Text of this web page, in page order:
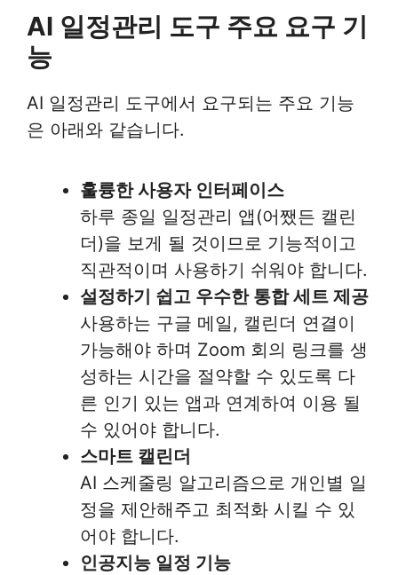
AI 일정관리 도구 주요 요구 기
능
AI 일정관리 도구에서 요구되는 주요 기능
은 아래와 같습니다.
훌륭한 사용자 인터페이스
하루 종일 일정관리 앱(어쨌든 캘린
더)을 보게 될 것이므로 기능적이고
직관적이며 사용하기 쉬워야 합니다.
설정하기 쉽고 우수한 통합 세트 제공
사용하는 구글 메일, 캘린더 연결이
가능해야 하며 Zoom 회의 링크를 생
성하는 시간을 절약할 수 있도록 다
른 인기 있는 앱과 연계하여 이용 될
수 있어야 합니다.
스마트 캘린더
AI 스케줄링 알고리즘으로 개인별 일
정을 제안해주고 최적화 시킬 수 있
어야 합니다.
인공지능 일정 기능